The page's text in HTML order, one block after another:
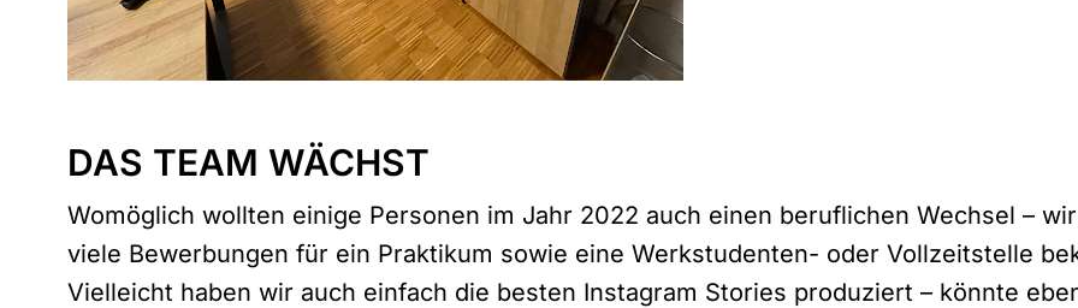
DAS TEAM WÄCHST
Womöglich wollten einige Personen im Jahr 2022 auch einen beruflichen Wechsel –
viele Bewerbungen für ein Praktikum sowie eine Werkstudenten- oder Vollzeitstelle
Vielleicht haben wir auch einfach die besten Instagram Stories produziert – könnte